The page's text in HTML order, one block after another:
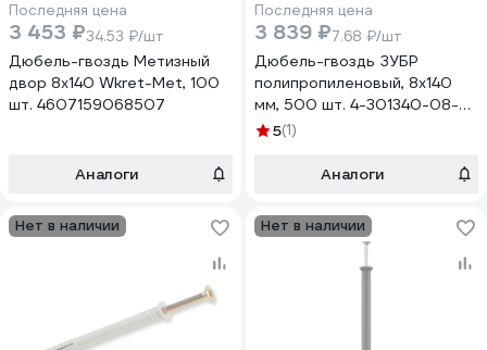
Последняя цена
3 453 ₽34.53 ₽/шт
Дюбель-гвоздь Метизный
двор 8х140 Wkret-Met, 100
шт. 4607159068507
Аналоги
Последняя цена
3 839 ₽7.68 ₽/шт
Дюбель-гвоздь ЗУБР
полипропиленовый, 8x140
мм, 500 шт. 4-301340-08-
140
5(1)
Аналоги
Нет в наличии Нет в наличии